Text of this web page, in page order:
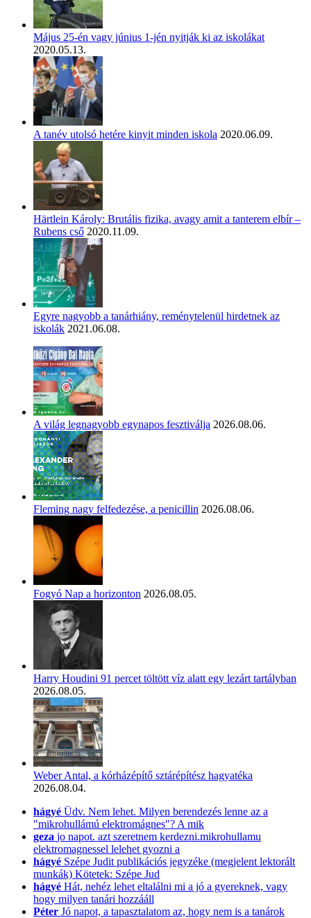
Május 25-én vagy június 1-jén nyitják ki az iskolákat
2020.05.13.
A tanév utolsó hetére kinyit minden iskola 2020.06.09.
Härtlein Károly: Brutális fizika, avagy amit a tanterem elbír –
Rubens cső 2020.11.09.
Egyre nagyobb a tanárhiány, reménytelenül hirdetnek az
iskolák 2021.06.08.
A világ legnagyobb egynapos fesztiválja 2026.08.06.
Fleming nagy felfedezése, a penicillin 2026.08.06.
Fogyó Nap a horizonton 2026.08.05.
Harry Houdini 91 percet töltött víz alatt egy lezárt tartályban
2026.08.05.
Weber Antal, a kórházépítő sztárépítész hagyatéka
2026.08.04.
hágyé Üdv. Nem lehet. Milyen berendezés lenne az a
"mikrohullámú elektromágnes"? A mik
geza jo napot. azt szeretnem kerdezni.mikrohullamu
elektromagnessel lelehet gyozni a
hágyé Szépe Judit publikációs jegyzéke (megjelent lektorált
munkák) Kötetek: Szépe Jud
hágyé Hát, nehéz lehet eltalálni mi a jó a gyereknek, vagy
hogy milyen tanári hozzááll
Péter Jó napot, a tapasztalatom az, hogy nem is a tanárok